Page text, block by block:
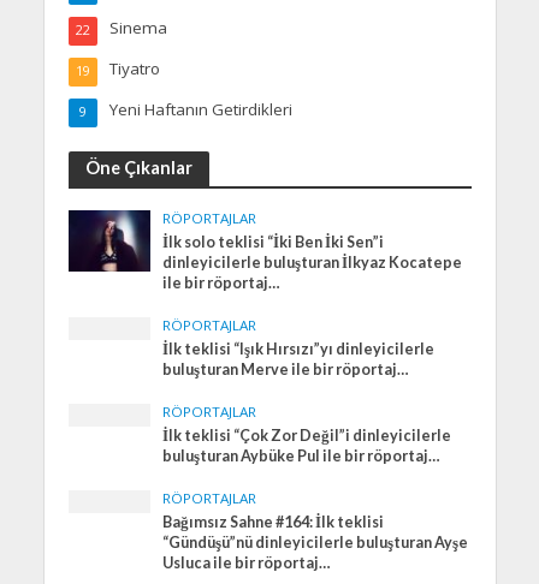
Sinema
22
Tiyatro
19
Yeni Haftanın Getirdikleri
9
Öne Çıkanlar
RÖPORTAJLAR
İlk solo teklisi “İki Ben İki Sen”i
dinleyicilerle buluşturan İlkyaz Kocatepe
ile bir röportaj…
RÖPORTAJLAR
İlk teklisi “Işık Hırsızı”yı dinleyicilerle
buluşturan Merve ile bir röportaj…
RÖPORTAJLAR
İlk teklisi “Çok Zor Değil”i dinleyicilerle
buluşturan Aybüke Pul ile bir röportaj…
RÖPORTAJLAR
Bağımsız Sahne #164: İlk teklisi
“Gündüşü”nü dinleyicilerle buluşturan Ayşe
Usluca ile bir röportaj…